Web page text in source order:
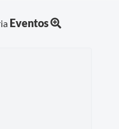
Eventos